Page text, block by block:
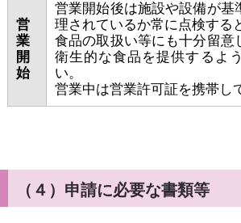
営
業
開
始
営業開始後は施設や設備が基
理されているか常に点検する
食品の取扱い等にも十分留意
衛生的な食品を提供するよ
い。
営業中は営業許可証を携帯し
（４）申請に必要な書類等